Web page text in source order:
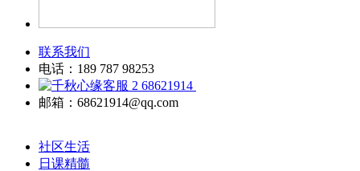
联系我们
电话：189 787 98253
68621914
邮箱：68621914@qq.com
社区生活
日课精髓